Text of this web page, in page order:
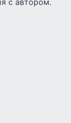
с автором.